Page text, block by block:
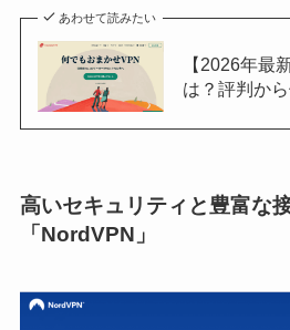
あわせて読みたい
【2026年最
は？評判か
高いセキュリティと豊富な
「NordVPN」